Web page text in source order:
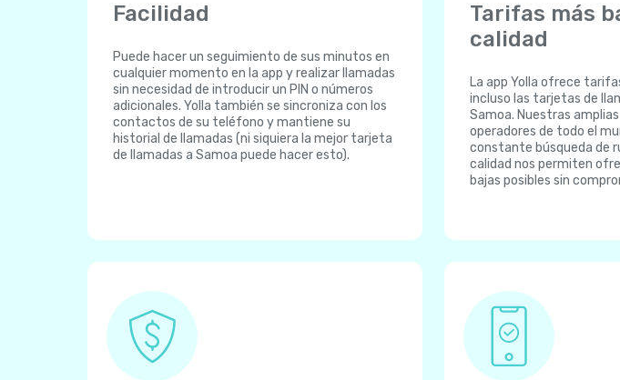
Facilidad
Puede hacer un seguimiento de sus minutos en
cualquier momento en la app y realizar llamadas
sin necesidad de introducir un PIN o números
adicionales. Yolla también se sincroniza con los
contactos de su teléfono y mantiene su
historial de llamadas (ni siquiera la mejor tarjeta
de llamadas a Samoa puede hacer esto).
Tarifas más
calidad
La app Yolla ofrece
incluso las tarjetas de
Samoa. Nuestras
operadores de todo el
constante búsqueda de
calidad nos permiten
bajas posibles sin